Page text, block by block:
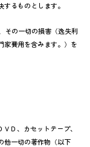
るものとします。
その一切の損害（逸失利
家費用を含みます。）を
Ｄ、カセットテープ、
他一切の著作物（以下